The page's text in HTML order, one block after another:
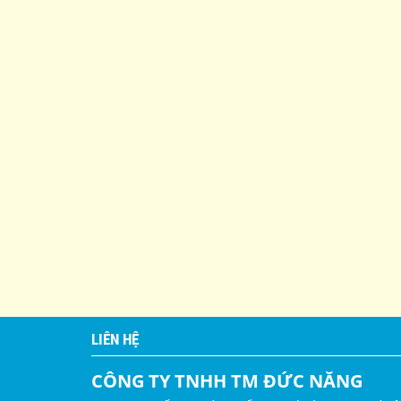
LIÊN HỆ
CÔNG TY TNHH TM ĐỨC NĂNG